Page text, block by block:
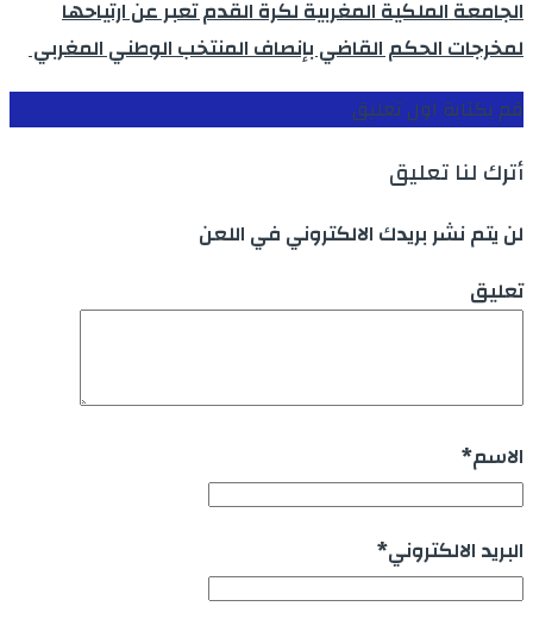
الجامعة الملكية المغربية لكرة القدم تعبر عن ارتياحها
لمخرجات الحكم القاضي بإنصاف المنتخب الوطني المغربي
قم بكتابة اول تعليق
أترك لنا تعليق
لن يتم نشر بريدك الالكتروني في اللعن
تعليق
الاسم*
البريد الالكتروني*